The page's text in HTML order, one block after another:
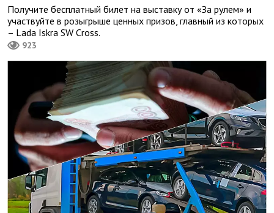
Получите бесплатный билет на выставку от «За рулем» и
участвуйте в розыгрыше ценных призов, главный из которых
– Lada Iskra SW Cross.
923